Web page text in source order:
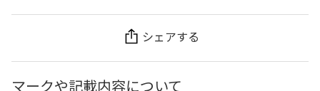
シェアする
マークや記載内容について